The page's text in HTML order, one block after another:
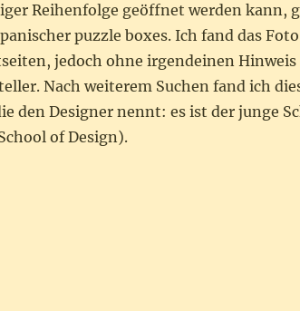
Reihenfolge geöffnet werden kann,
puzzle boxes. Ich fand das
jedoch ohne irgendeinen Hinweis
Nach weiterem Suchen fand ich
den Designer nennt: es ist der junge
of Design).